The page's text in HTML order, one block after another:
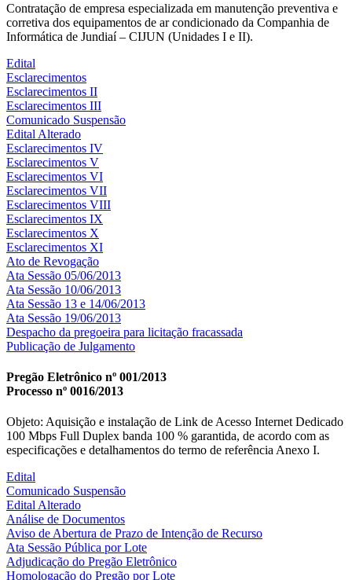
Contratação de empresa especializada em manutenção preventiva e
corretiva dos equipamentos de ar condicionado da Companhia de
Informática de Jundiaí – CIJUN (Unidades I e II).
Edital
Esclarecimentos
Esclarecimentos II
Esclarecimentos III
Comunicado Suspensão
Edital Alterado
Esclarecimentos IV
Esclarecimentos V
Esclarecimentos VI
Esclarecimentos VII
Esclarecimentos VIII
Esclarecimentos IX
Esclarecimentos X
Esclarecimentos XI
Ato de Revogação
Ata Sessão 05/06/2013
Ata Sessão 10/06/2013
Ata Sessão 13 e 14/06/2013
Ata Sessão 19/06/2013
Despacho da pregoeira para licitação fracassada
Publicação de Julgamento
Pregão Eletrônico nº 001/2013
Processo nº 0016/2013
Objeto: Aquisição e instalação de Link de Acesso Internet Dedicado
100 Mbps Full Duplex banda 100 % garantida, de acordo com as
especificações e detalhamentos do termo de referência Anexo I.
Edital
Comunicado Suspensão
Edital Alterado
Análise de Documentos
Aviso de Abertura de Prazo de Intenção de Recurso
Ata Sessão Pública por Lote
Adjudicação do Pregão Eletrônico
Homologação do Pregão por Lote